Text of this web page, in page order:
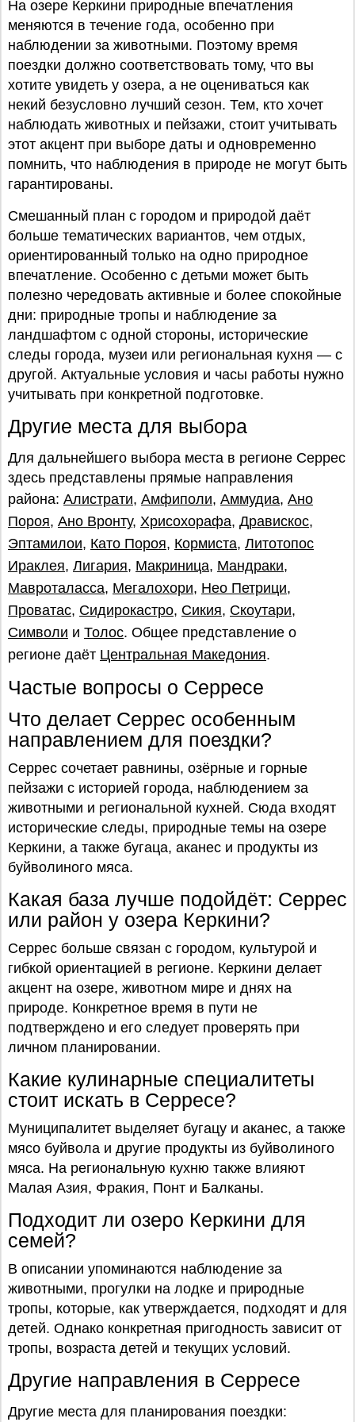
На озере Керкини природные впечатления
меняются в течение года, особенно при
наблюдении за животными. Поэтому время
поездки должно соответствовать тому, что вы
хотите увидеть у озера, а не оцениваться как
некий безусловно лучший сезон. Тем, кто хочет
наблюдать животных и пейзажи, стоит учитывать
этот акцент при выборе даты и одновременно
помнить, что наблюдения в природе не могут быть
гарантированы.
Смешанный план с городом и природой даёт
больше тематических вариантов, чем отдых,
ориентированный только на одно природное
впечатление. Особенно с детьми может быть
полезно чередовать активные и более спокойные
дни: природные тропы и наблюдение за
ландшафтом с одной стороны, исторические
следы города, музеи или региональная кухня — с
другой. Актуальные условия и часы работы нужно
учитывать при конкретной подготовке.
Другие места для выбора
Для дальнейшего выбора места в регионе Серрес
здесь представлены прямые направления
района: Алистрати, Амфиполи, Аммудиа, Ано
Пороя, Ано Вронту, Хрисохорафа, Дравискос,
Эптамилои, Като Пороя, Кормиста, Литотопос
Ираклея, Лигария, Макриница, Мандраки,
Мавроталасса, Мегалохори, Нео Петрици,
Проватас, Сидирокастро, Сикия, Скоутари,
Символи и Толос. Общее представление о
регионе даёт Центральная Македония.
Частые вопросы о Серресе
Что делает Серрес особенным
направлением для поездки?
Серрес сочетает равнины, озёрные и горные
пейзажи с историей города, наблюдением за
животными и региональной кухней. Сюда входят
исторические следы, природные темы на озере
Керкини, а также бугаца, аканес и продукты из
буйволиного мяса.
Какая база лучше подойдёт: Серрес
или район у озера Керкини?
Серрес больше связан с городом, культурой и
гибкой ориентацией в регионе. Керкини делает
акцент на озере, животном мире и днях на
природе. Конкретное время в пути не
подтверждено и его следует проверять при
личном планировании.
Какие кулинарные специалитеты
стоит искать в Серресе?
Муниципалитет выделяет бугацу и аканес, а также
мясо буйвола и другие продукты из буйволиного
мяса. На региональную кухню также влияют
Малaя Азия, Фракия, Понт и Балканы.
Подходит ли озеро Керкини для
семей?
В описании упоминаются наблюдение за
животными, прогулки на лодке и природные
тропы, которые, как утверждается, подходят и для
детей. Однако конкретная пригодность зависит от
тропы, возраста детей и текущих условий.
Другие направления в Серресе
Другие места для планирования поездки: